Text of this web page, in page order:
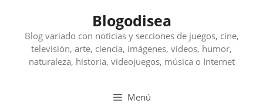
contenido
Blogodisea
Blog variado con noticias y secciones de juegos, cine,
televisión, arte, ciencia, imágenes, videos, humor,
naturaleza, historia, videojuegos, música o Internet
Menú